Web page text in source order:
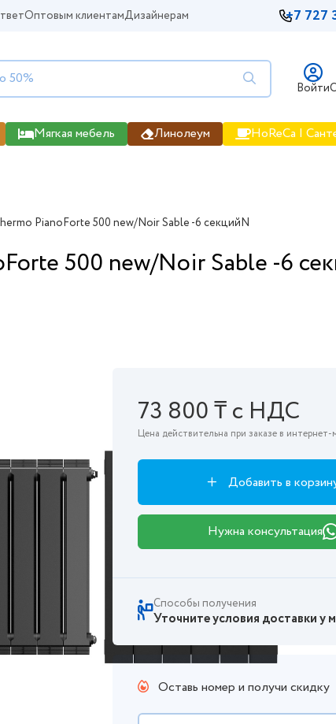
Оптовым клиентамДизайнерам +7 727
Войти
Мягкая мебель Линолеум HoReCa |
PianoForte 500 new/Noir Sable -6 секцийN
500 new/Noir Sable -6
73 800 ₸ с НДС
Цена действительна при заказе в интернет-
Добавить в
Нужна консультация
Способы получения
Уточните условия доставки у
Оставь номер и получи скидку